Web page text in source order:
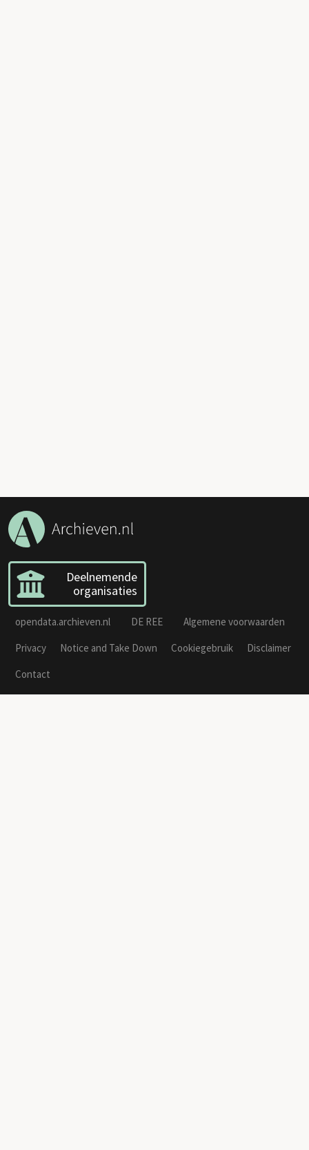
Deelnemende
organisaties
opendata.archieven.nl DE REE
Algemene voorwaarden
Privacy
Notice and Take Down Cookiegebruik
Disclaimer
Contact